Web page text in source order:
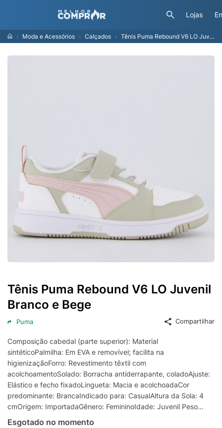
Lojas
Moda e Acessórios Calçados Tênis Puma Rebound V6 LO Juvenil Branco e Bege
Tênis Puma Rebound V6 LO Juvenil
Branco e Bege
Puma Compartilhar
Composição cabedal (parte superior): Material
sintéticoPalmilha: Em EVA e removível; facilita na
higienizaçãoForro: Revestimento têxtil com
acolchoamentoSolado: Borracha antiderrapante, coladoAjuste:
Elástico e fecho fixadoLingueta: Macia e acolchoadaCor
predominante: BrancaIndicado para: CasualAltura da Sola: 4
cmOrigem: ImportadaGênero: FemininoIdade: Juvenil Peso
aproximado: 550g o par nº 28
Esgotado no momento